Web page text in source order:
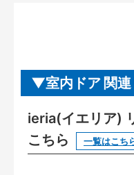
室内ドア 関
ieria(イエリア)
こちら
一覧はこち